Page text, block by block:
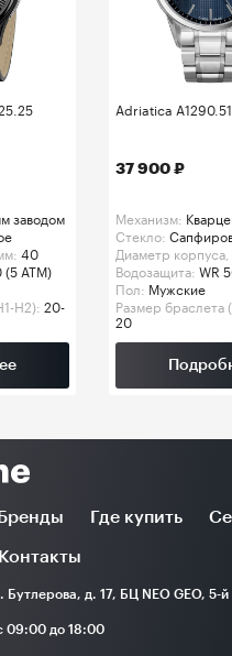
заводом
40
(5 ATM)
H2): 20-
Adriatica
37 900 ₽
Механизм:
Стекло:
Диаметр
Водозащита: WR
Пол: Мужские
Размер браслета
20
Бренды Где купить
Контакты
Бутлерова, д. 17, БЦ NEO GEO, 5-
09:00 до 18:00